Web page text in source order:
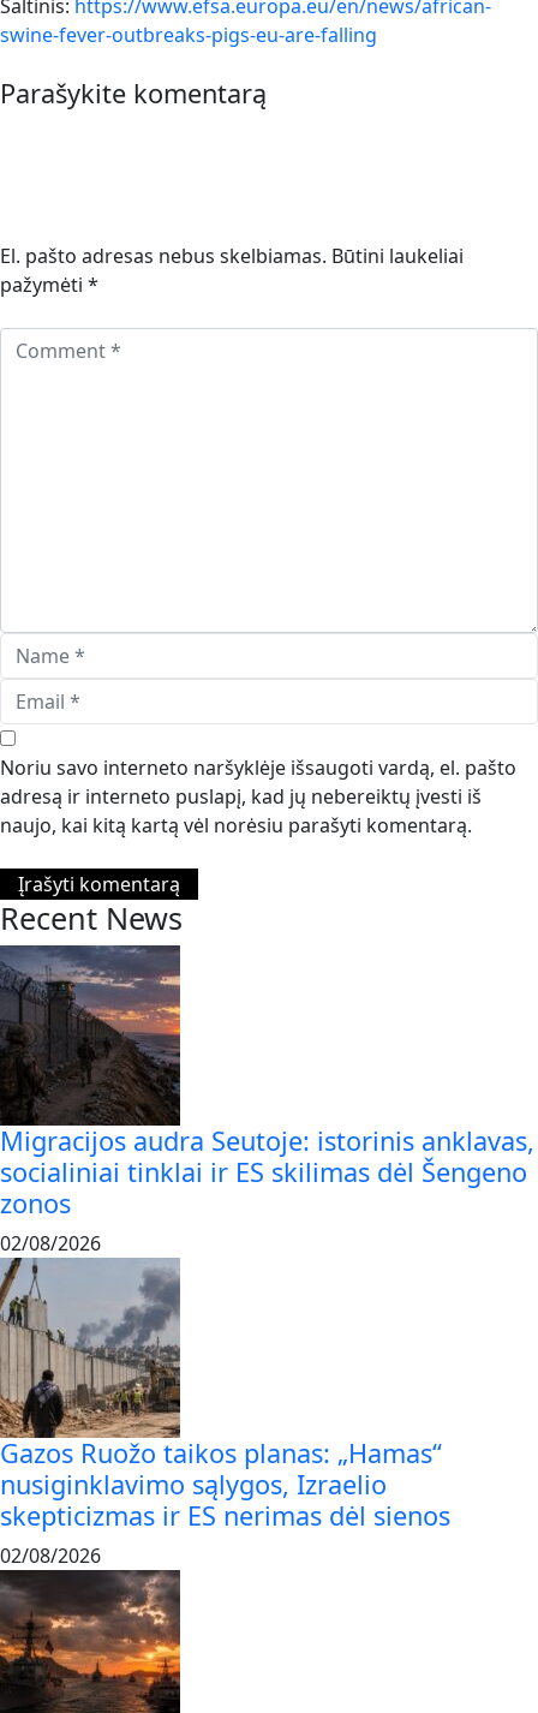
Šaltinis: https://www.efsa.europa.eu/en/news/african-
swine-fever-outbreaks-pigs-eu-are-falling
Parašykite komentarą
El. pašto adresas nebus skelbiamas. Būtini laukeliai
pažymėti *
Noriu savo interneto naršyklėje išsaugoti vardą, el. pašto
adresą ir interneto puslapį, kad jų nebereiktų įvesti iš
naujo, kai kitą kartą vėl norėsiu parašyti komentarą.
Recent News
Migracijos audra Seutoje: istorinis anklavas,
socialiniai tinklai ir ES skilimas dėl Šengeno
zonos
02/08/2026
Gazos Ruožo taikos planas: „Hamas“
nusiginklavimo sąlygos, Izraelio
skepticizmas ir ES nerimas dėl sienos
02/08/2026